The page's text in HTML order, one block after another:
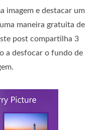
imagem e destacar um
maneira gratuita de
post compartilha 3
a desfocar o fundo de